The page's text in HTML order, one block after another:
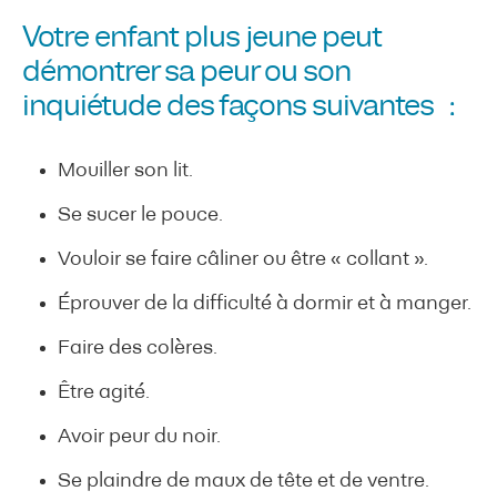
Votre enfant plus jeune peut
démontrer sa peur ou son
inquiétude des façons suivantes :
Mouiller son lit.
Se sucer le pouce.
Vouloir se faire câliner ou être « collant ».
Éprouver de la difficulté à dormir et à manger.
Faire des colères.
Être agité.
Avoir peur du noir.
Se plaindre de maux de tête et de ventre.